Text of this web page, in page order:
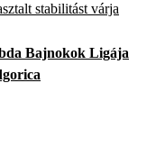
stabilitást várja
Bajnokok Ligája